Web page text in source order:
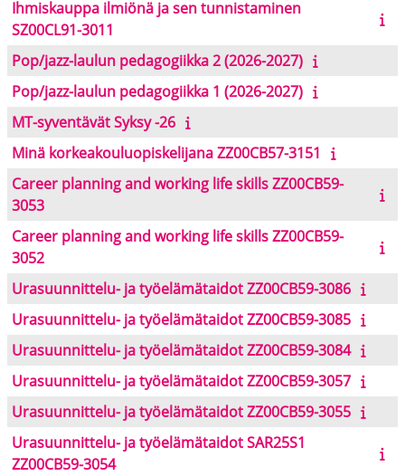
Ihmiskauppa ilmiönä ja sen tunnistaminen
SZ00CL91-3011
Pop/jazz-laulun pedagogiikka 2 (2026-2027)
Pop/jazz-laulun pedagogiikka 1 (2026-2027)
MT-syventävät Syksy -26
Minä korkeakouluopiskelijana ZZ00CB57-3151
Career planning and working life skills ZZ00CB59-
3053
Career planning and working life skills ZZ00CB59-
3052
Urasuunnittelu- ja työelämätaidot ZZ00CB59-3086
Urasuunnittelu- ja työelämätaidot ZZ00CB59-3085
Urasuunnittelu- ja työelämätaidot ZZ00CB59-3084
Urasuunnittelu- ja työelämätaidot ZZ00CB59-3057
Urasuunnittelu- ja työelämätaidot ZZ00CB59-3055
Urasuunnittelu- ja työelämätaidot SAR25S1
ZZ00CB59-3054